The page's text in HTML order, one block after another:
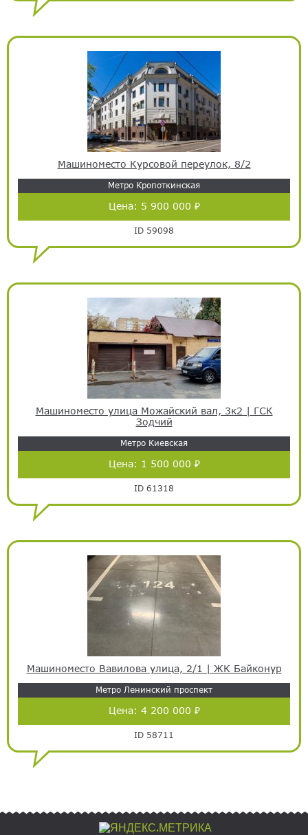
Машиноместо Курсовой переулок, 8/2
Метро Кропоткинская
Цена: 5 900 000 ₽
ID 59098
Машиноместо улица Можайский вал, 3к2 | ГСК
Зодчий
Метро Киевская
Цена: 1 500 000 ₽
ID 61318
Машиноместо Вавилова улица, 2/1 | ЖК Байконур
Метро Ленинский проспект
Цена: 4 200 000 ₽
ID 58711